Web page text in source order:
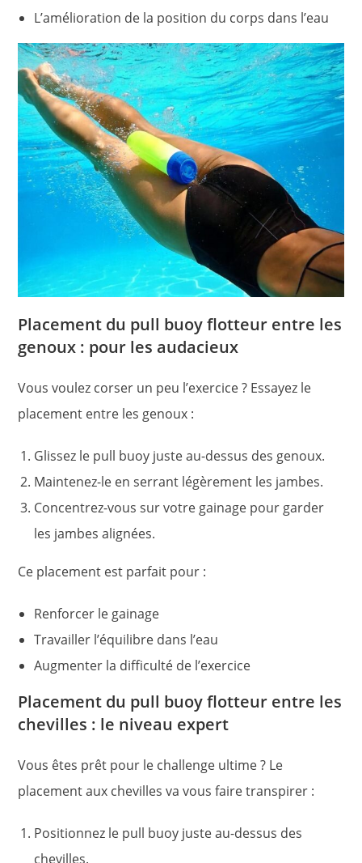
L’amélioration de la position du corps dans l’eau
Placement du pull buoy flotteur entre les
genoux : pour les audacieux
Vous voulez corser un peu l’exercice ? Essayez le
placement entre les genoux :
Glissez le pull buoy juste au-dessus des genoux.
Maintenez-le en serrant légèrement les jambes.
Concentrez-vous sur votre gainage pour garder
les jambes alignées.
Ce placement est parfait pour :
Renforcer le gainage
Travailler l’équilibre dans l’eau
Augmenter la difficulté de l’exercice
Placement du pull buoy flotteur entre les
chevilles : le niveau expert
Vous êtes prêt pour le challenge ultime ? Le
placement aux chevilles va vous faire transpirer :
Positionnez le pull buoy juste au-dessus des
chevilles.